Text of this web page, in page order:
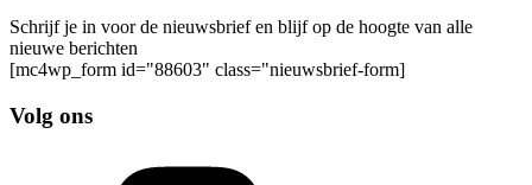
Schrijf je in voor de nieuwsbrief en blijf op de hoogte van alle
nieuwe berichten
[mc4wp_form id="88603" class="nieuwsbrief-form]
Volg ons